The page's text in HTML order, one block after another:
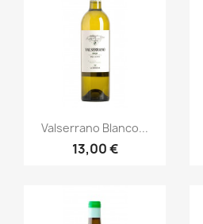
Aperçu rapide
Valserrano Blanco...
13,00 €